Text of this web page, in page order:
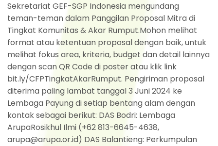
Sekretariat GEF-SGP Indonesia mengundang
teman-teman dalam Panggilan Proposal Mitra di
Tingkat Komunitas & Akar Rumput.Mohon melihat
format atau ketentuan proposal dengan baik, untuk
melihat fokus area, kriteria, budget dan detail lainnya
dengan scan QR Code di poster atau klik link
bit.ly/CFPTingkatAkarRumput. Pengiriman proposal
diterima paling lambat tanggal 3 Juni 2024 ke
Lembaga Payung di setiap bentang alam dengan
kontak sebagai berikut: DAS Bodri: Lembaga
ArupaRosikhul Ilmi (+62 813-6645-4638,
arupa@arupa.or.id) DAS Balantieng: Perkumpulan